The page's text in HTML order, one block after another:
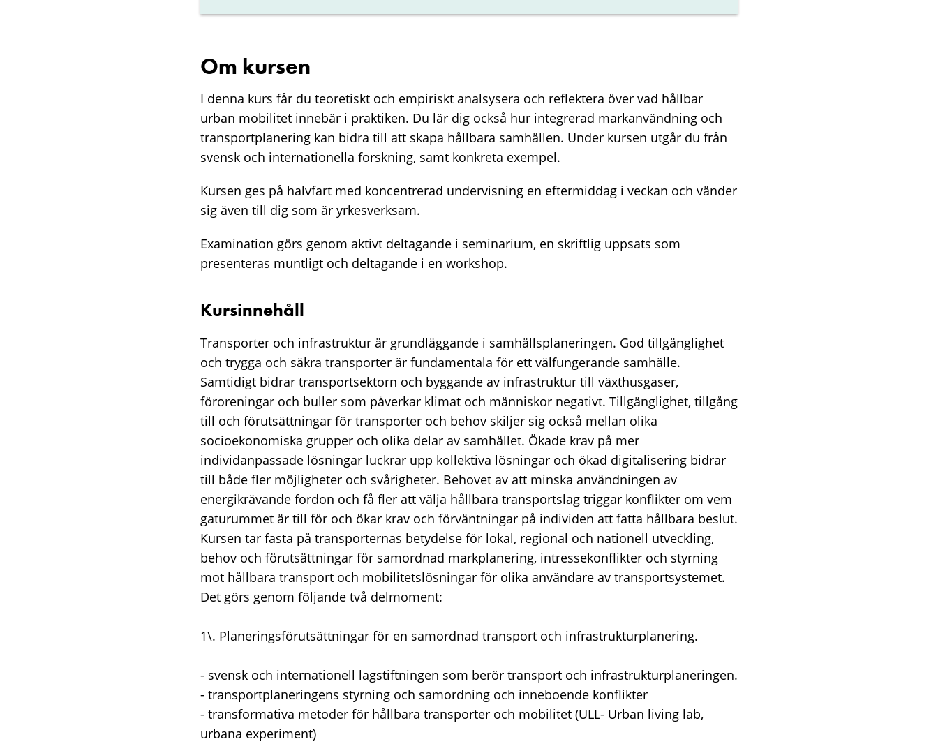
Om kursen
I denna kurs får du teoretiskt och empiriskt analsysera och reflektera över vad hållbar
urban mobilitet innebär i praktiken. Du lär dig också hur integrerad markanvändning och
transportplanering kan bidra till att skapa hållbara samhällen. Under kursen utgår du från
svensk och internationella forskning, samt konkreta exempel.
Kursen ges på halvfart med koncentrerad undervisning en eftermiddag i veckan och vänder
sig även till dig som är yrkesverksam.
Examination görs genom aktivt deltagande i seminarium, en skriftlig uppsats som
presenteras muntligt och deltagande i en workshop.
Kursinnehåll
Transporter och infrastruktur är grundläggande i samhällsplaneringen. God tillgänglighet
och trygga och säkra transporter är fundamentala för ett välfungerande samhälle.
Samtidigt bidrar transportsektorn och byggande av infrastruktur till växthusgaser,
föroreningar och buller som påverkar klimat och människor negativt. Tillgänglighet, tillgång
till och förutsättningar för transporter och behov skiljer sig också mellan olika
socioekonomiska grupper och olika delar av samhället. Ökade krav på mer
individanpassade lösningar luckrar upp kollektiva lösningar och ökad digitalisering bidrar
till både fler möjligheter och svårigheter. Behovet av att minska användningen av
energikrävande fordon och få fler att välja hållbara transportslag triggar konflikter om vem
gaturummet är till för och ökar krav och förväntningar på individen att fatta hållbara beslut.
Kursen tar fasta på transporternas betydelse för lokal, regional och nationell utveckling,
behov och förutsättningar för samordnad markplanering, intressekonflikter och styrning
mot hållbara transport och mobilitetslösningar för olika användare av transportsystemet.
Det görs genom följande två delmoment:
1\. Planeringsförutsättningar för en samordnad transport och infrastrukturplanering.
- svensk och internationell lagstiftningen som berör transport och infrastrukturplaneringen.
- transportplaneringens styrning och samordning och inneboende konflikter
- transformativa metoder för hållbara transporter och mobilitet (ULL- Urban living lab,
urbana experiment)